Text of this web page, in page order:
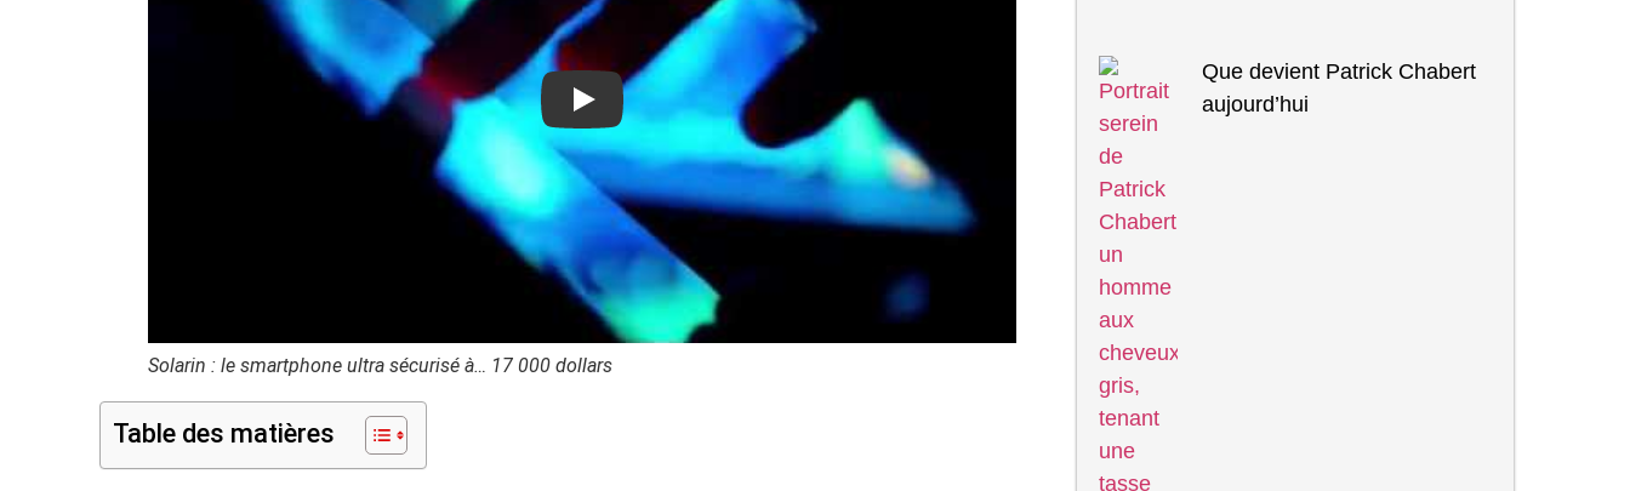
Play
Solarin : le smartphone ultra sécurisé à… 17 000 dollars
Table des matières
Que devient Patrick Chabert
aujourd’hui